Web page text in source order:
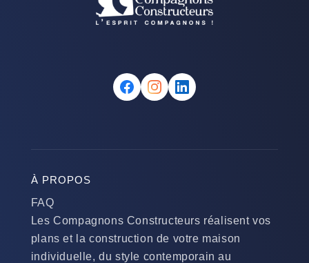
À PROPOS
FAQ
Les Compagnons Constructeurs réalisent vos
plans et la construction de votre maison
individuelle, du style contemporain au